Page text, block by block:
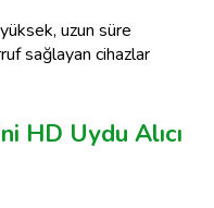
uzun süre
sağlayan cihazlar
HD Uydu Alıcı